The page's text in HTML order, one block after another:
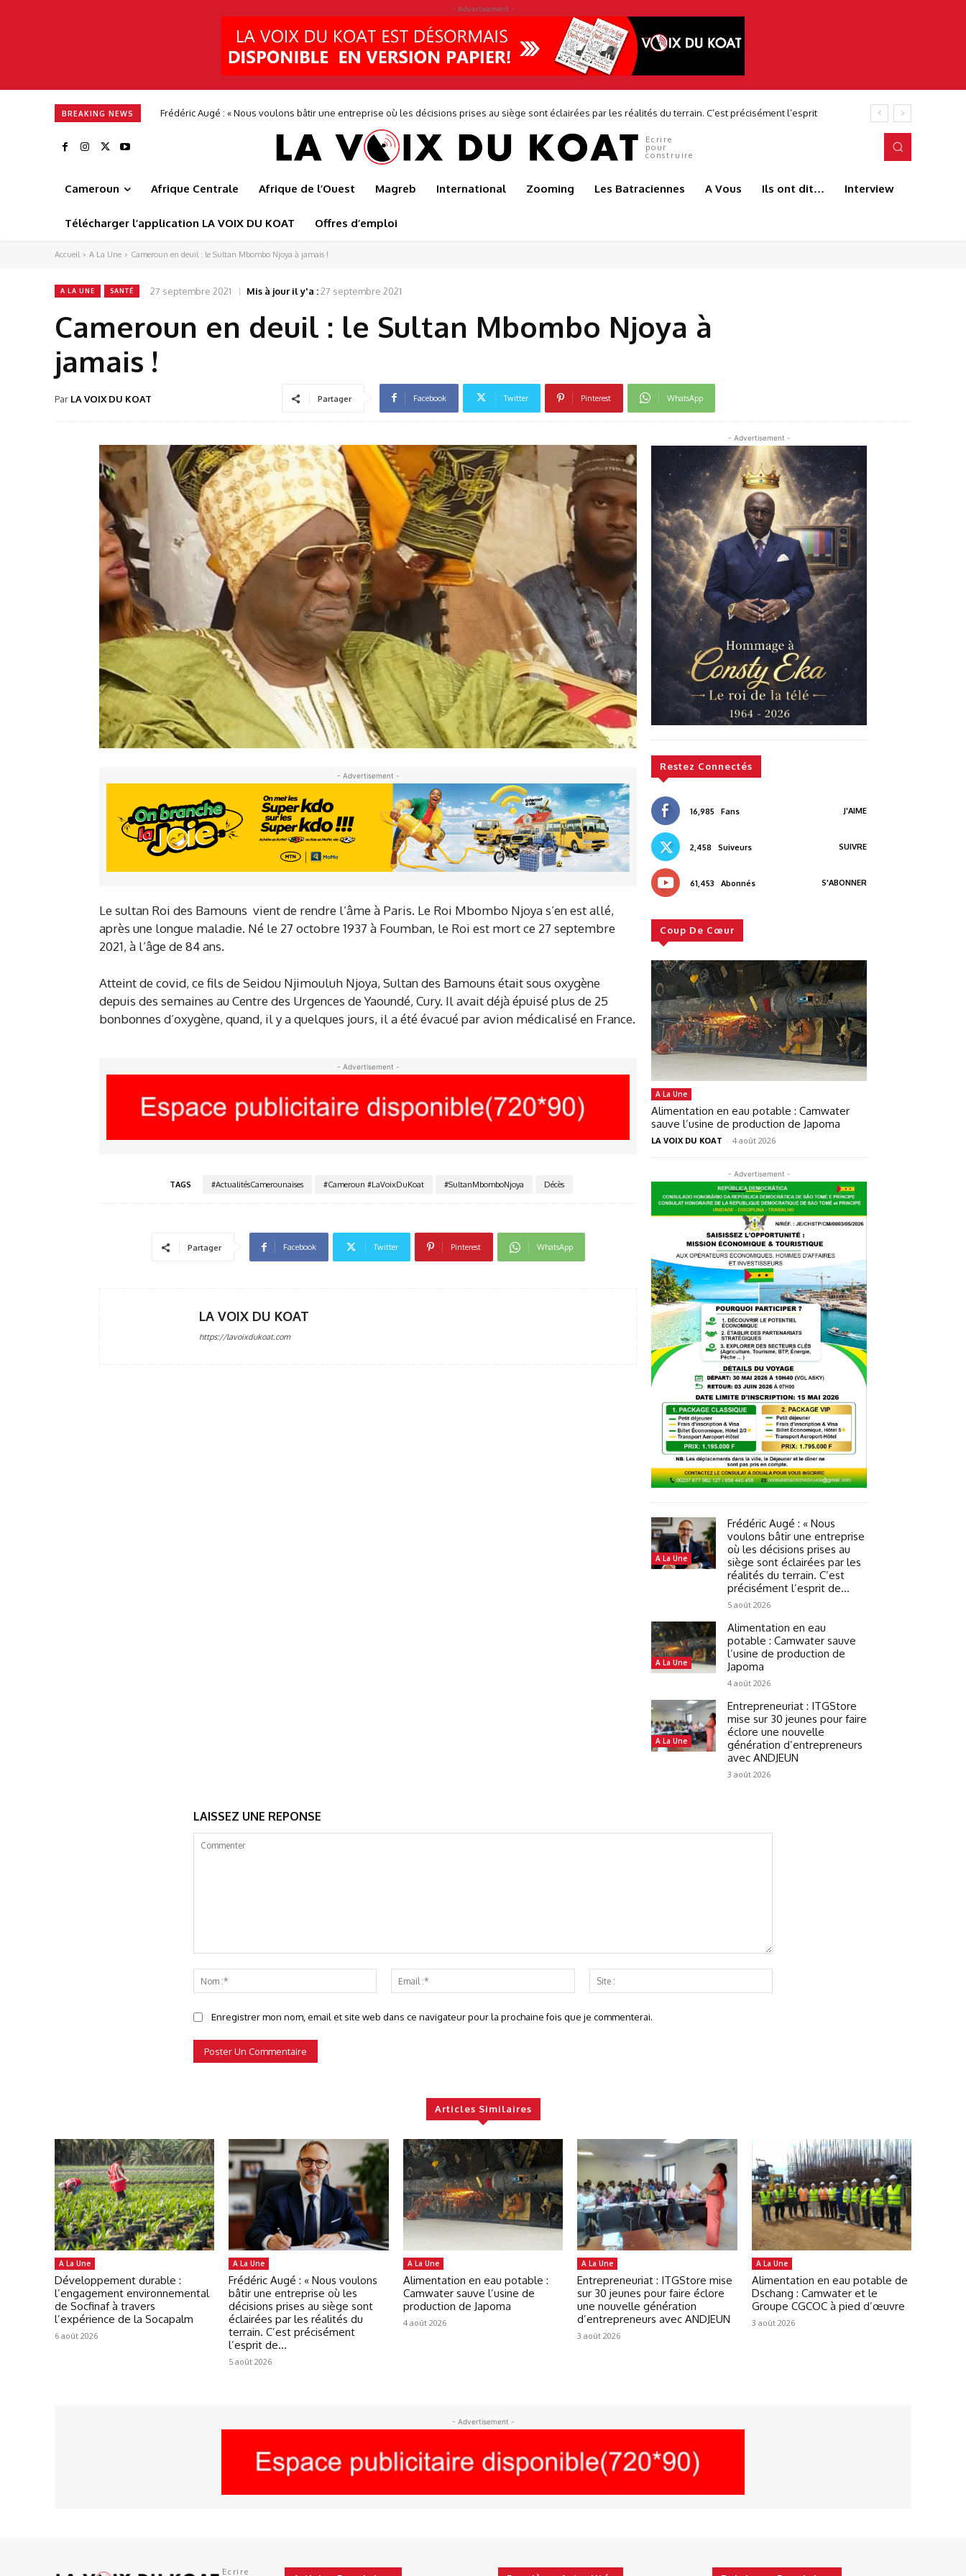
- Advertisement -
BREAKING NEWS
Frédéric Augé : « Nous voulons bâtir une entreprise où les décisions prises au siège sont éclairées par les réalités du terrain. C’est précisément l’esprit
Alimentation en eau potable : Camwater sauve l’usine de production de Japoma
Ecrire
pour
construire
Cameroun Afrique Centrale Afrique de l’Ouest Magreb International Zooming Les Batraciennes A Vous Ils ont dit… Interview
Télécharger l’application LA VOIX DU KOAT Offres d’emploi
Accueil A La Une Cameroun en deuil : le Sultan Mbombo Njoya à jamais !
A LA UNE SANTÉ 27 septembre 2021 Mis à jour il y'a :27 septembre 2021
Cameroun en deuil : le Sultan Mbombo Njoya à
jamais !
Par LA VOIX DU KOAT Partager Facebook Twitter Pinterest WhatsApp
- Advertisement -
Le sultan Roi des Bamouns vient de rendre l’âme à Paris. Le Roi Mbombo Njoya s’en est allé,
après une longue maladie. Né le 27 octobre 1937 à Foumban, le Roi est mort ce 27 septembre
2021, à l’âge de 84 ans.
Atteint de covid, ce fils de Seidou Njimouluh Njoya, Sultan des Bamouns était sous oxygène
depuis des semaines au Centre des Urgences de Yaoundé, Cury. Il avait déjà épuisé plus de 25
bonbonnes d’oxygène, quand, il y a quelques jours, il a été évacué par avion médicalisé en France.
- Advertisement -
TAGS #ActualitésCamerounaises #Cameroun #LaVoixDuKoat #SultanMbomboNjoya Décès
Partager Facebook Twitter Pinterest WhatsApp
LA VOIX DU KOAT
https://lavoixdukoat.com
- Advertisement -
Restez Connectés
16,985 Fans J'AIME
2,458 Suiveurs SUIVRE
61,453 Abonnés S'ABONNER
Coup De Cœur
A La Une
Alimentation en eau potable : Camwater
sauve l’usine de production de Japoma
LA VOIX DU KOAT - 4 août 2026
- Advertisement -
A La Une
Frédéric Augé : « Nous
voulons bâtir une entreprise
où les décisions prises au
siège sont éclairées par les
réalités du terrain. C’est
précisément l’esprit de...
5 août 2026
A La Une
Alimentation en eau
potable : Camwater sauve
l’usine de production de
Japoma
4 août 2026
A La Une
Entrepreneuriat : ITGStore
mise sur 30 jeunes pour faire
éclore une nouvelle
génération d’entrepreneurs
avec ANDJEUN
3 août 2026
LAISSEZ UNE REPONSE
:*
Email
:*
:
Enregistrer mon nom, email et site web dans ce navigateur pour la prochaine fois que je commenterai.
Articles Similaires
A La Une
Développement durable :
l’engagement environnemental
de Socfinaf à travers
l’expérience de la Socapalm
6 août 2026
A La Une
Frédéric Augé : « Nous voulons
bâtir une entreprise où les
décisions prises au siège sont
éclairées par les réalités du
terrain. C’est précisément
l’esprit de...
5 août 2026
A La Une
Alimentation en eau potable :
Camwater sauve l’usine de
production de Japoma
4 août 2026
A La Une
Entrepreneuriat : ITGStore mise
sur 30 jeunes pour faire éclore
une nouvelle génération
d’entrepreneurs avec ANDJEUN
3 août 2026
A La Une
Alimentation en eau potable de
Dschang : Camwater et le
Groupe CGCOC à pied d’œuvre
3 août 2026
- Advertisement -
Ecrire